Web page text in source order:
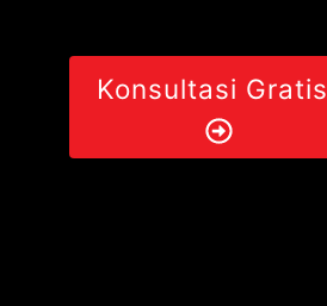
Konsultasi Gratis